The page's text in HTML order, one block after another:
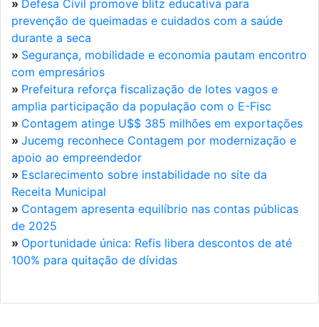
» Defesa Civil promove blitz educativa para
prevenção de queimadas e cuidados com a saúde
durante a seca
» Segurança, mobilidade e economia pautam encontro
com empresários
» Prefeitura reforça fiscalização de lotes vagos e
amplia participação da população com o E-Fisc
» Contagem atinge U$$ 385 milhões em exportações
» Jucemg reconhece Contagem por modernização e
apoio ao empreendedor
» Esclarecimento sobre instabilidade no site da
Receita Municipal
» Contagem apresenta equilíbrio nas contas públicas
de 2025
» Oportunidade única: Refis libera descontos de até
100% para quitação de dívidas